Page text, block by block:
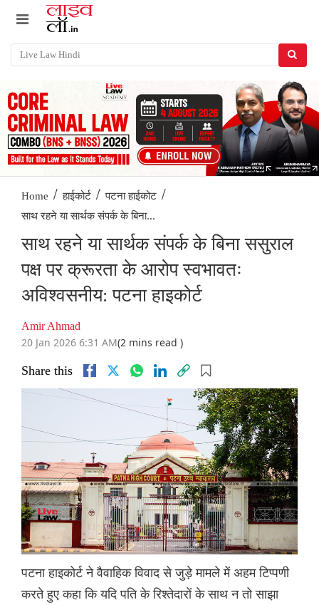
Home / हाईकोर्ट / पटना हाईकोट /
साथ रहने या सार्थक संपर्क के बिना...
साथ रहने या सार्थक संपर्क के बिना ससुराल
पक्ष पर क्रूरता के आरोप स्वभावतः
अविश्वसनीय: पटना हाइकोर्ट
Amir Ahmad
20 Jan 2026 6:31 AM(2 mins read )
Share this
पटना हाइकोर्ट ने वैवाहिक विवाद से जुड़े मामले में अहम टिप्पणी
करते हुए कहा कि यदि पति के रिश्तेदारों के साथ न तो साझा